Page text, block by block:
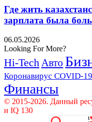
Где жить
зарплата была
06.05.2026
Looking For More?
Hi-TechАвто
Коронавирус COVID-19
Финансы
© 2015-2026. Данный
и IQ 130